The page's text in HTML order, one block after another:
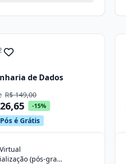
de Dados
R$ 149,00
-15%
é Grátis
Especialização (pós-graduação)